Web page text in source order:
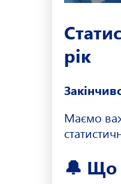
рік
Маємо
🔔 Що